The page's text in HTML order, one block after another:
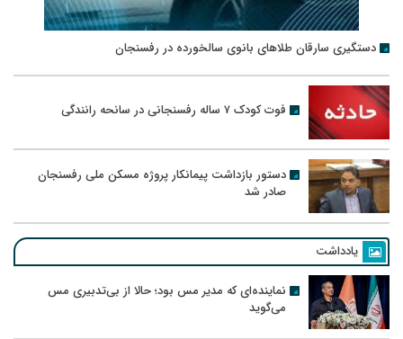
دستگیری سارقان طلاهای بانوی سالخورده در رفسنجان
فوت کودک ۷ ساله رفسنجانی در سانحه رانندگی
دستور بازداشت پیمانکار پروژه مسکن ملی رفسنجان
صادر شد
یادداشت
نماینده‌ای که مدیر مس بود؛ حالا از بی‌تدبیری مس
می‌گوید